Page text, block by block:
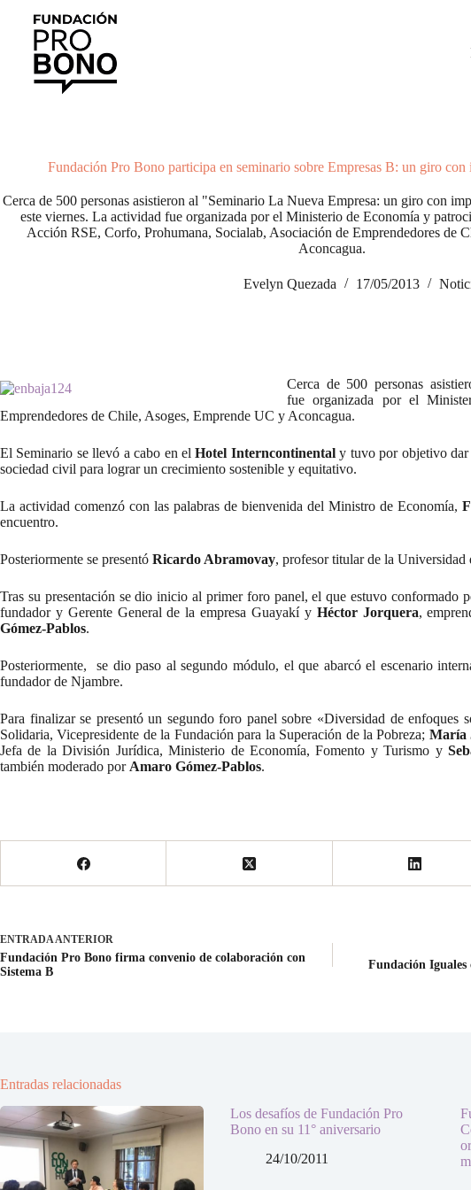
contenido
Fundación Pro Bono participa en seminario sobre Empresas B: un giro
Cerca de 500 personas asistieron al "Seminario La Nueva Empresa: un giro con
este viernes. La actividad fue organizada por el Ministerio de Economía y
Acción RSE, Corfo, Prohumana, Socialab, Asociación de Emprendedores de
Aconcagua.
Evelyn Quezada 17/05/2013
Cerca de 500 personas
fue organizada por el
Emprendedores de Chile, Asoges, Emprende UC y Aconcagua.
El Seminario se llevó a cabo en elHotel Interncontinentaly tuvo por objetivo dar
sociedad civil para lograr un crecimiento sostenible y equitativo.
La actividad comenzó con las palabras de bienvenida del Ministro de Economía,
encuentro.
Posteriormente se presentó Ricardo Abramovay, profesor titular de la Universidad
Tras su presentación se dio inicio al primer foro panel, el que estuvo conformado
fundador y Gerente General de la empresa Guayakí y Héctor Jorquera,
Gómez-Pablos.
Posteriormente, se dio paso al segundo módulo, el que abarcó el escenario
fundador de Njambre.
Para finalizar se presentó un segundo foro panel sobre «Diversidad de enfoques
Solidaria, Vicepresidente de la Fundación para la Superación de la Pobreza; María
Jefa de la División Jurídica, Ministerio de Economía, Fomento y Turismo y
también moderado por Amaro Gómez-Pablos.
ENTRADAANTERIOR
Fundación Pro Bono firma convenio de colaboración con
Sistema B
Fundación Iguales
Entradas relacionadas
Los desafíos de Fundación Pro
Bono en su 11° aniversario
24/10/2011